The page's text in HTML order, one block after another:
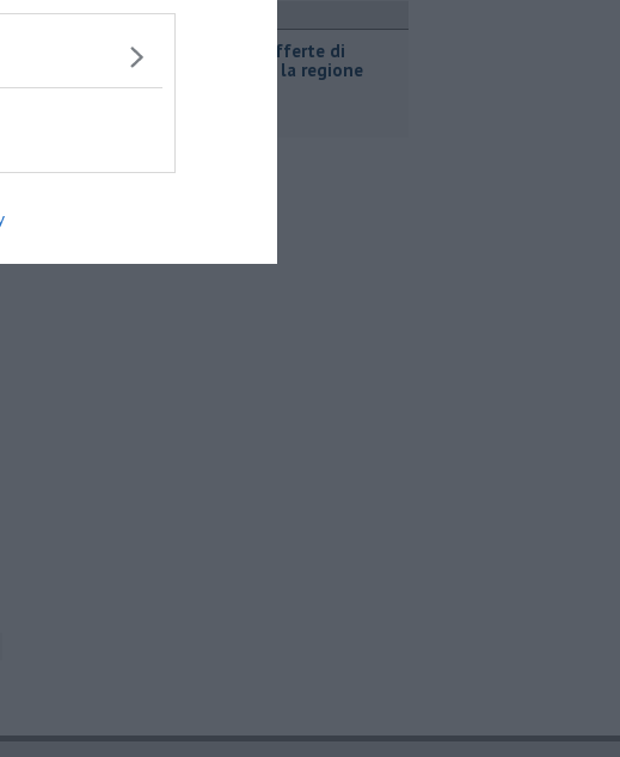
Attualità
​Tutte le offerte di
lavoro per la regione